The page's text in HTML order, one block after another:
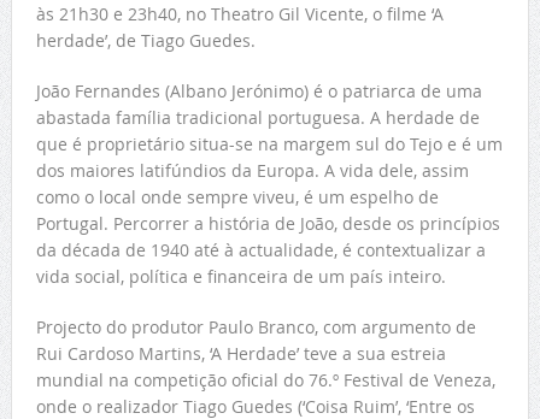
às 21h30 e 23h40, no Theatro Gil Vicente, o filme ‘A
herdade’, de Tiago Guedes.
João Fernandes (Albano Jerónimo) é o patriarca de uma
abastada família tradicional portuguesa. A herdade de
que é proprietário situa-se na margem sul do Tejo e é um
dos maiores latifúndios da Europa. A vida dele, assim
como o local onde sempre viveu, é um espelho de
Portugal. Percorrer a história de João, desde os princípios
da década de 1940 até à actualidade, é contextualizar a
vida social, política e financeira de um país inteiro.
Projecto do produtor Paulo Branco, com argumento de
Rui Cardoso Martins, ‘A Herdade’ teve a sua estreia
mundial na competição oficial do 76.º Festival de Veneza,
onde o realizador Tiago Guedes (‘Coisa Ruim’, ‘Entre os